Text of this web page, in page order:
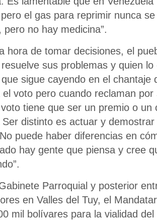
el gas para reprimir nunca
pero no hay medicina”.
hora de tomar decisiones, el
sus problemas y quien
sigue cayendo en el chantaje
el voto pero cuando reclaman
tiene que ser un premio o un
distinto es actuar y
puede haber diferencias en
hay gente que piensa y cree
Parroquial y posterior
en Valles del Tuy, el
mil bolívares para la vialidad